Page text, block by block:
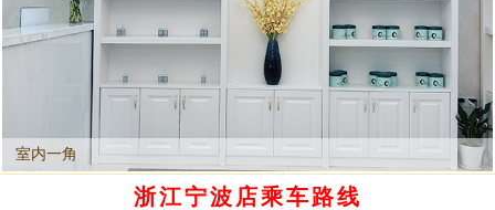
室内一角
浙江宁波店乘车路线